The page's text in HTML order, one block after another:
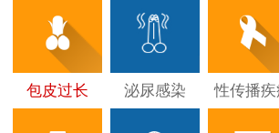
包皮过长 泌尿感染 性传播疾